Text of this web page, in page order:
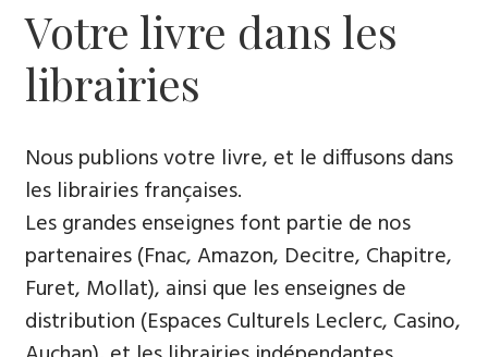
Votre livre dans les
librairies
Nous publions votre livre, et le diffusons dans
les librairies françaises​.
Les grandes enseignes font partie de nos
partenaires (Fnac, Amazon, Decitre, Chapitre,
Furet, Mollat), ainsi que les enseignes de
distribution (Espaces Culturels Leclerc, Casino,